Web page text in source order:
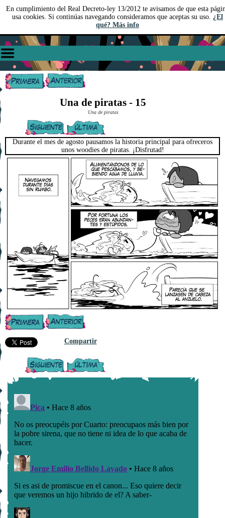
En cumplimiento del Real Decreto-ley 13/2012 te avisamos de que esta
usa cookies. Si continúas navegando consideramos que aceptas su uso. ¿El
qué? Más info
Una de piratas - 15
Una de piratas
Durante el mes de agosto pausamos la historia principal para ofreceros
unos woodies de piratas. ¡Disfrutad!
Compartir